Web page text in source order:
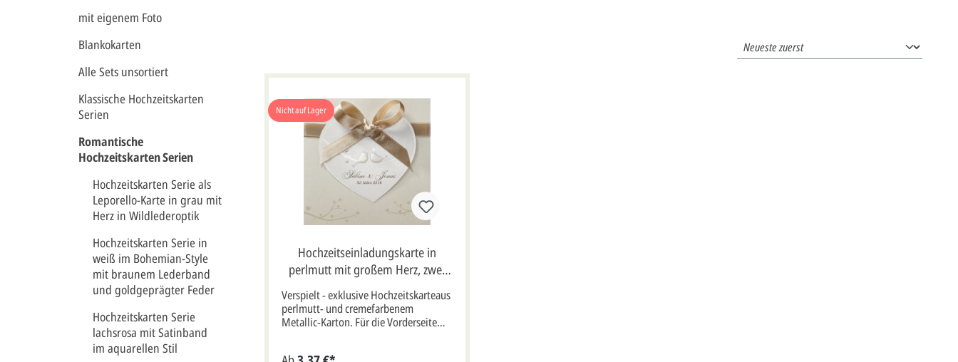
mit eigenem Foto
Blankokarten
Alle Sets unsortiert
Klassische Hochzeitskarten
Serien
Romantische
Hochzeitskarten Serien
Hochzeitskarten Serie als
Leporello-Karte in grau mit
Herz in Wildlederoptik
Hochzeitskarten Serie in
weiß im Bohemian-Style
mit braunem Lederband
und goldgeprägter Feder
Hochzeitskarten Serie
lachsrosa mit Satinband
im aquarellen Stil
Nicht auf Lager
Hochzeitseinladungskarte in
perlmutt mit großem Herz, zwei
Vögeln und edlem Satinband
Verspielt - exklusive Hochzeitskarteaus
perlmutt- und cremefarbenem
Metallic-Karton. Für die Vorderseite